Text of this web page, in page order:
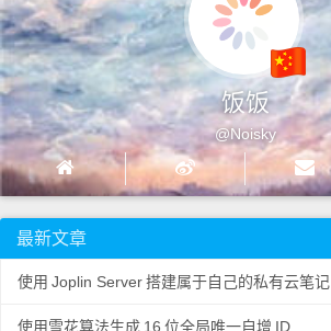
饭饭
@Noisky
最新文章
使用 Joplin Server搭建属于自己的私有云笔记
使用雪花算法生成 16 位全局唯一自增 ID